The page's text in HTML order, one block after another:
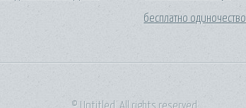
бесплатно одиночество